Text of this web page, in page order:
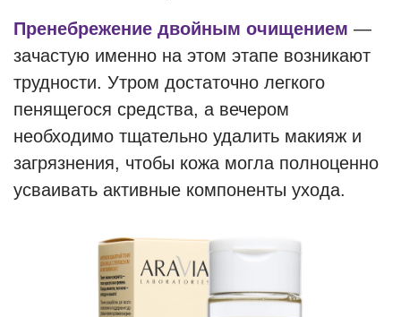
Пренебрежение двойным очищением —
зачастую именно на этом этапе возникают
трудности. Утром достаточно легкого
пенящегося средства, а вечером
необходимо тщательно удалить макияж и
загрязнения, чтобы кожа могла полноценно
усваивать активные компоненты ухода.